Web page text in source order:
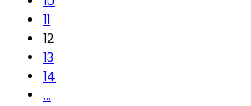
11
12
13
14
...